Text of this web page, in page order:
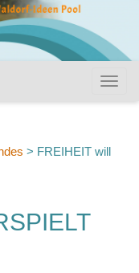
> FREIHEIT will